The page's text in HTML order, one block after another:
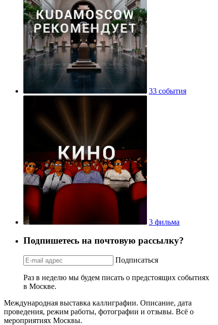
33 события
3 фильма
Подпишетесь на почтовую рассылку?
Подписаться
Раз в неделю мы будем писать о предстоящих событиях
в Москве.
Международная выставка каллиграфии. Описание, дата
проведения, режим работы, фотографии и отзывы. Всё о
мероприятиях Москвы.